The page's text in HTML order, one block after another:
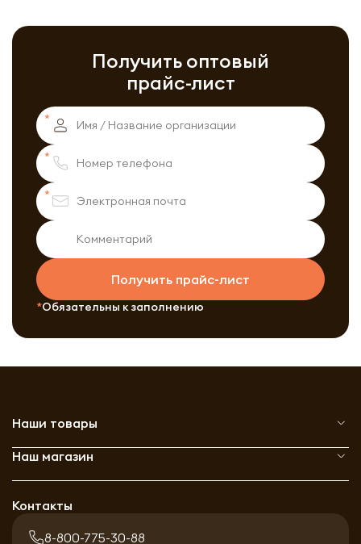
Получить оптовый
прайс-лист
Получить прайс-лист
Обязательны к заполнению
Наши товары
Наш магазин
Контакты
8-800-775-30-88